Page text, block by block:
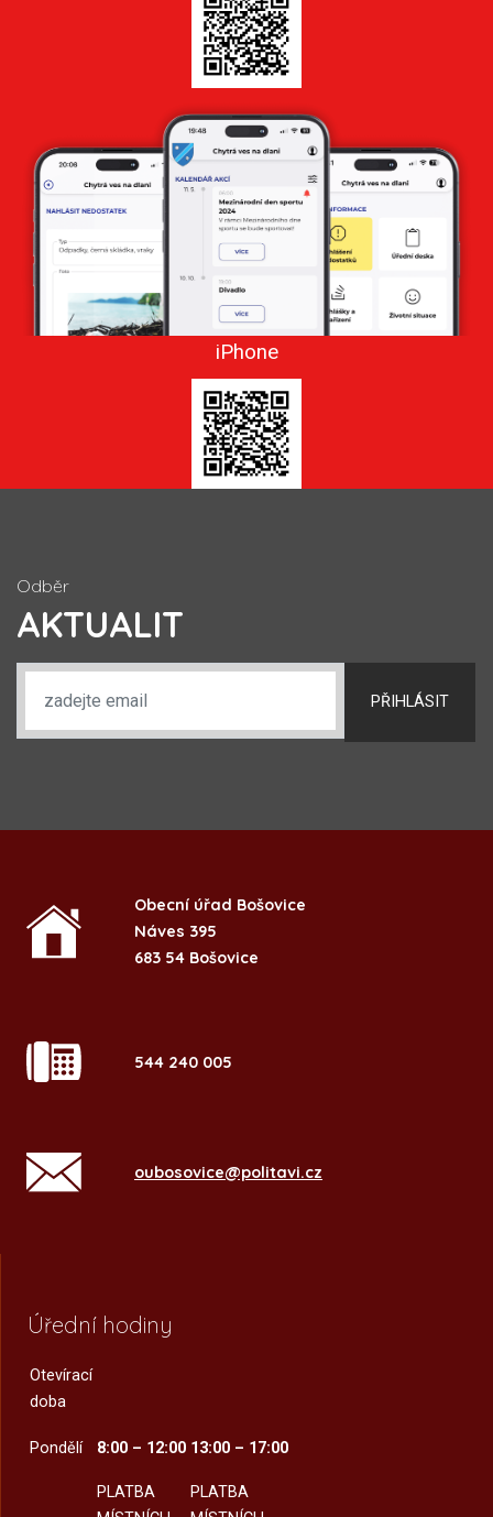
iPhone
Odběr
AKTUALIT
PŘIHLÁSIT
Obecní úřad Bošovice
Náves 395
683 54 Bošovice
544 240 005
oubosovice@politavi.cz
Úřední hodiny
Otevírací
doba
Pondělí 8:00 – 12:00
PLATBA
13:00 – 17:00
PLATBA